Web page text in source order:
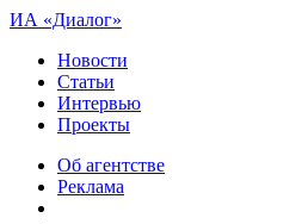
ИА «Диалог»
Новости
Статьи
Интервью
Проекты
Об агентстве
Реклама